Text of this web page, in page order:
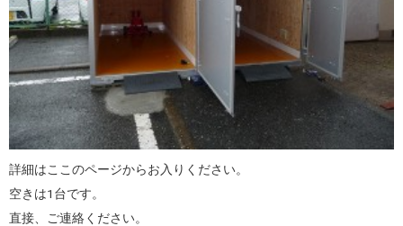
詳細はここのページからお入りください。
空きは1台です。
直接、ご連絡ください。